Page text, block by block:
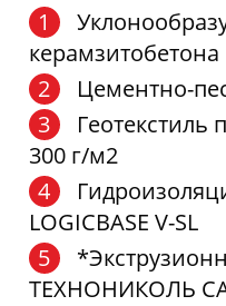
керамзитобетона
Цементно-
Геотекстиль
300 г/м2
LOGICBASE V-SL
ТЕХНОНИКОЛЬ